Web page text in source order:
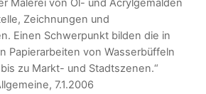
Malerei von Öl- und Acrylgemälden
Zeichnungen und
Einen Schwerpunkt bilden die in
Papierarbeiten von Wasserbüffeln
zu Markt- und Stadtszenen.“
7.1.2006